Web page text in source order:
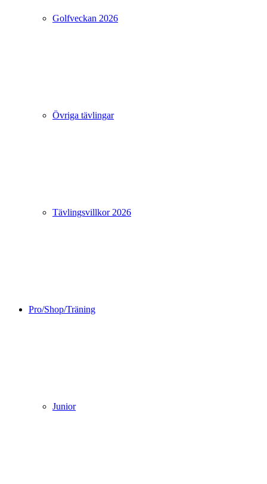
Golfveckan 2026
Övriga tävlingar
Tävlingsvillkor 2026
Pro/Shop/Träning
Junior